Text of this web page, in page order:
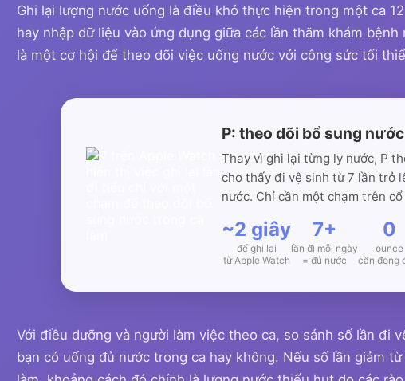
Ghi lại lượng nước uống là điều khó thực hiện trong một ca
hay nhập dữ liệu vào ứng dụng giữa các lần thăm khám
là một cơ hội để theo dõi việc uống nước với công sức tối
P: theo dõi bổ sung
Thay vì ghi lại từng ly nước, P
cho thấy đi vệ sinh từ 7 lần trở
nước. Chỉ cần một chạm trên
~2 giây
để ghi lại
từ Apple Watch
7+
lần đi mỗi ngày
= đủ nước
0
ounce
cần đong
Với điều dưỡng và người làm việc theo ca, so sánh số lần đi
bạn có uống đủ nước trong ca hay không. Nếu số lần giảm